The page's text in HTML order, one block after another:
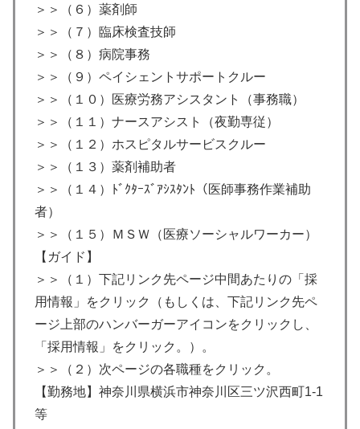
＞＞（６）薬剤師
＞＞（７）臨床検査技師
＞＞（８）病院事務
＞＞（９）ペイシェントサポートクルー
＞＞（１０）医療労務アシスタント（事務職）
＞＞（１１）ナースアシスト（夜勤専従）
＞＞（１２）ホスピタルサービスクルー
＞＞（１３）薬剤補助者
＞＞（１４）ﾄﾞｸﾀｰｽﾞｱｼｽﾀﾝﾄ（医師事務作業補助
者）
＞＞（１５）ＭＳＷ（医療ソーシャルワーカー）
【ガイド】
＞＞（１）下記リンク先ページ中間あたりの「採
用情報」をクリック（もしくは、下記リンク先ペ
ージ上部のハンバーガーアイコンをクリックし、
「採用情報」をクリック。）。
＞＞（２）次ページの各職種をクリック。
【勤務地】神奈川県横浜市神奈川区三ツ沢西町1-1
等